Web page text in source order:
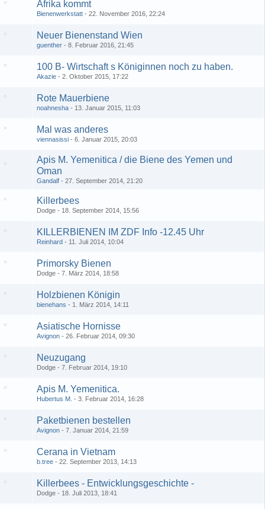
Afrika kommt
Bienenwerkstatt 22. November 2016, 22:24
Neuer Bienenstand Wien
guenther 8. Februar 2016, 21:45
100 B- Wirtschaft s Königinnen noch zu haben.
Akazie 2. Oktober 2015, 17:22
Rote Mauerbiene
noahnesha 13. Januar 2015, 11:03
Mal was anderes
viennasissi 6. Januar 2015, 20:03
Apis M. Yemenitica / die Biene des Yemen und
Oman
Gandalf 27. September 2014, 21:20
Killerbees
Dodge 18. September 2014, 15:56
KILLERBIENEN IM ZDF Info -12.45 Uhr
Reinhard 11. Juli 2014, 10:04
Primorsky Bienen
Dodge 7. März 2014, 18:58
Holzbienen Königin
bienehans 1. März 2014, 14:11
Asiatische Hornisse
Avignon 26. Februar 2014, 09:30
Neuzugang
Dodge 7. Februar 2014, 19:10
Apis M. Yemenitica.
Hubertus M. 3. Februar 2014, 16:28
Paketbienen bestellen
Avignon 7. Januar 2014, 21:59
Cerana in Vietnam
b.tree 22. September 2013, 14:13
Killerbees - Entwicklungsgeschichte -
Dodge 18. Juli 2013, 18:41